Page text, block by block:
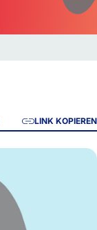
LINK KOPIEREN